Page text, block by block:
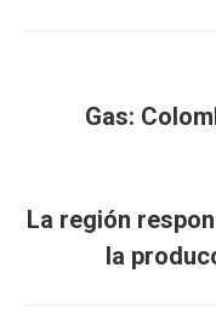
entreGas:
La región
la